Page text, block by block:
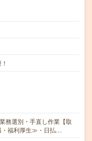
務選別・手直し作業【取
・福利厚生≫・日払…